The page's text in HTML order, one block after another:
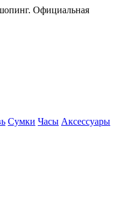
Официальная
Сумки Часы Аксессуары